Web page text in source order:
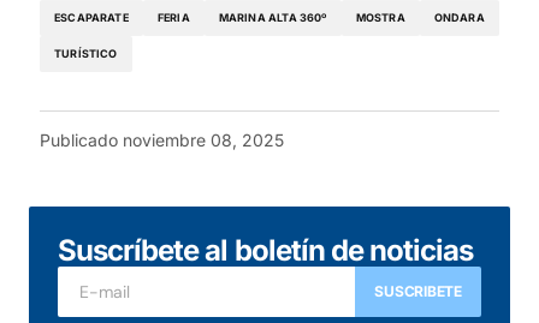
ESCAPARATE FERIA MARINA ALTA 360º MOSTRA ONDARA
TURÍSTICO
Publicado noviembre 08, 2025
Suscríbete al boletín de noticias
SUSCRIBETE